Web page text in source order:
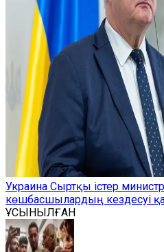
Украина Сыртқы істер
көшбасшылардың кездесуі
ҰСЫНЫЛҒАН